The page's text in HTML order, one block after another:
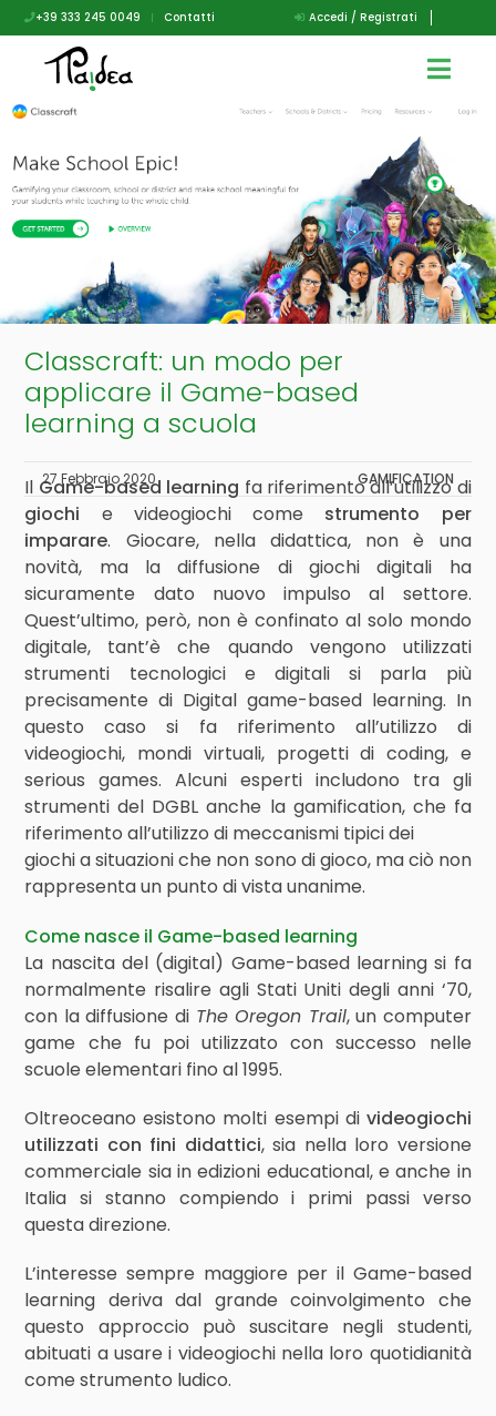
+39 333 245 0049 | Contatti Accedi / Registrati
Classcraft: un modo per
applicare il Game-based
learning a scuola
27 Febbraio 2020 GAMIFICATION
Il Game-based learning fa riferimento all’utilizzo di
giochi e videogiochi come strumento per
imparare. Giocare, nella didattica, non è una
novità, ma la diffusione di giochi digitali ha
sicuramente dato nuovo impulso al settore.
Quest’ultimo, però, non è confinato al solo mondo
digitale, tant’è che quando vengono utilizzati
strumenti tecnologici e digitali si parla più
precisamente di Digital game-based learning. In
questo caso si fa riferimento all’utilizzo di
videogiochi, mondi virtuali, progetti di coding, e
serious games. Alcuni esperti includono tra gli
strumenti del DGBL anche la gamification, che fa
riferimento all’utilizzo di meccanismi tipici dei
giochi a situazioni che non sono di gioco, ma ciò non
rappresenta un punto di vista unanime.
Come nasce il Game-based learning
La nascita del (digital) Game-based learning si fa
normalmente risalire agli Stati Uniti degli anni ‘70,
con la diffusione di The Oregon Trail, un computer
game che fu poi utilizzato con successo nelle
scuole elementari fino al 1995.
Oltreoceano esistono molti esempi di videogiochi
utilizzati con fini didattici, sia nella loro versione
commerciale sia in edizioni educational, e anche in
Italia si stanno compiendo i primi passi verso
questa direzione.
L’interesse sempre maggiore per il Game-based
learning deriva dal grande coinvolgimento che
questo approccio può suscitare negli studenti,
abituati a usare i videogiochi nella loro quotidianità
come strumento ludico.